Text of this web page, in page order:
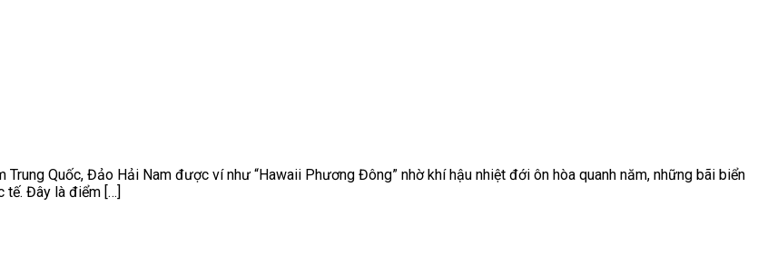
Quốc, Đảo Hải Nam được ví như “Hawaii Phương Đông” nhờ khí hậu nhiệt đới ôn hòa quanh năm, những bãi biển
tế. Đây là điểm […]